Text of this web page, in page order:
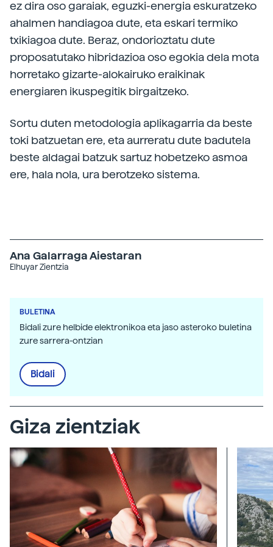
ez dira oso garaiak, eguzki-energia eskuratzeko
ahalmen handiagoa dute, eta eskari termiko
txikiagoa dute. Beraz, ondorioztatu dute
proposatutako hibridazioa oso egokia dela mota
horretako gizarte-alokairuko eraikinak
energiaren ikuspegitik birgaitzeko.
Sortu duten metodologia aplikagarria da beste
toki batzuetan ere, eta aurreratu dute badutela
beste aldagai batzuk sartuz hobetzeko asmoa
ere, hala nola, ura berotzeko sistema.
Ana Galarraga Aiestaran
Elhuyar Zientzia
BULETINA
Bidali zure helbide elektronikoa eta jaso asteroko buletina
zure sarrera-ontzian
Bidali
Giza zientziak